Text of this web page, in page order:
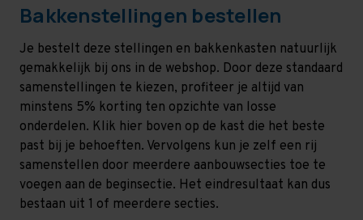
Bakkenstellingen bestellen
Je bestelt deze stellingen en bakkenkasten natuurlijk
gemakkelijk bij ons in de webshop. Door deze standaard
samenstellingen te kiezen, profiteer je altijd van
minstens 5% korting ten opzichte van losse
onderdelen. Klik hier boven op de kast die het beste
past bij je behoeften. Vervolgens kun je zelf een rij
samenstellen door meerdere aanbouwsecties toe te
voegen aan de beginsectie. Het eindresultaat kan dus
bestaan uit 1 of meerdere secties.